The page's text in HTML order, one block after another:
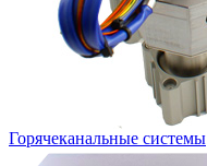
Горячеканальные системы